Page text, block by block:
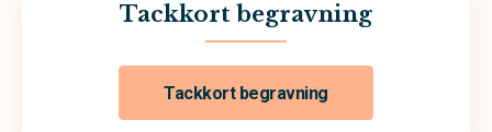
Tackkort begravning
Tackkort begravning